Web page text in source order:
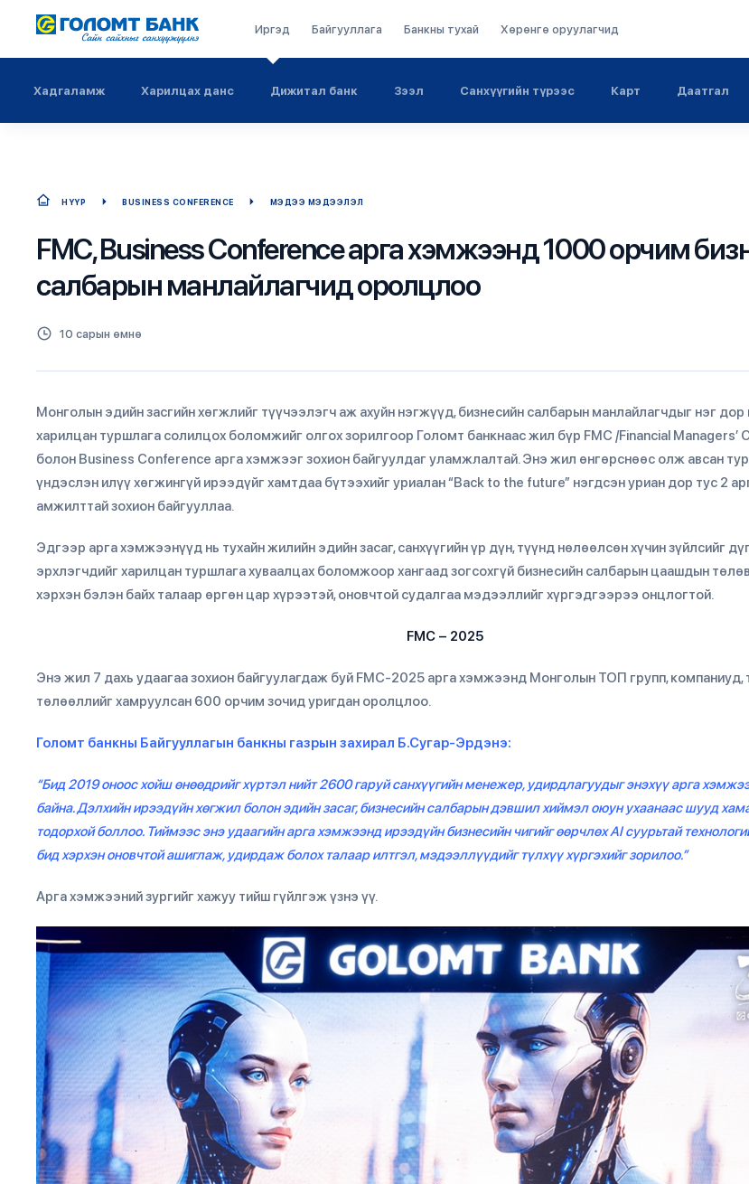
Иргэд Байгууллага Банкны тухай Хөрөнгө оруулагчид
Хадгаламж Харилцах данс Дижитал банк Зээл Санхүүгийн түрээс Карт Даатгал
НҮҮР BUSINESS CONFERENCE МЭДЭЭ МЭДЭЭЛЭЛ
FMC, Business Conference арга хэмжээнд 1000 орчим
салбарын манлайлагчид оролцлоо
10 сарын өмнө
Монголын эдийн засгийн хөгжлийг түүчээлэгч аж ахуйн нэгжүүд, бизнесийн салбарын манлайлагчдыг нэг дор
харилцан туршлага солилцох боломжийг олгох зорилгоор Голомт банкнаас жил бүр FMC /Financial Managers’
болон Business Conference арга хэмжээг зохион байгуулдаг уламжлалтай. Энэ жил өнгөрснөөс олж авсан
үндэслэн илүү хөгжингүй ирээдүйг хамтдаа бүтээхийг уриалан “Back to the future” нэгдсэн уриан дор тус 2
амжилттай зохион байгууллаа.
Эдгээр арга хэмжээнүүд нь тухайн жилийн эдийн засаг, санхүүгийн үр дүн, түүнд нөлөөлсөн хүчин зүйлсийг
эрхлэгчдийг харилцан туршлага хуваалцах боломжоор хангаад зогсохгүй бизнесийн салбарын цаашдын
хэрхэн бэлэн байх талаар өргөн цар хүрээтэй, оновчтой судалгаа мэдээллийг хүргэдгээрээ онцлогтой.
FMC– 2025
Энэ жил 7 дахь удаагаа зохион байгуулагдаж буй FMC-2025 арга хэмжээнд Монголын ТОП групп, компаниуд,
төлөөллийг хамруулсан 600 орчим зочид уригдан оролцлоо.
Голомт банкны Байгууллагын банкны газрын захирал Б.Сугар-Эрдэнэ:
“Бид 2019 оноос хойш өнөөдрийг хүртэл нийт 2600 гаруй санхүүгийн менежер, удирдлагуудыг энэхүү арга
байна. Дэлхийн ирээдүйн хөгжил болон эдийн засаг, бизнесийн салбарын дэвшил хиймэл оюун ухаанаас шууд
тодорхой боллоо. Тиймээс энэ удаагийн арга хэмжээнд ирээдүйн бизнесийн чигийг өөрчлөх AI суурьтай
бид хэрхэн оновчтой ашиглаж, удирдаж болох талаар илтгэл, мэдээллүүдийг түлхүү хүргэхийг зорилоо.”
Арга хэмжээний зургийг хажуу тийш гүйлгэж үзнэ үү.